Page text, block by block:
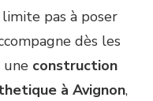
pas à poser
dès les
une construction
à Avignon,